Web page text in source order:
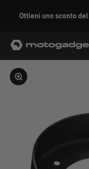
Ottieni uno sconto
motogadget GmbH
Ingrandire l'immagine